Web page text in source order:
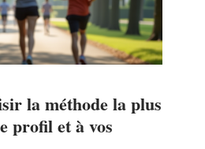
la méthode la plus
profil et à vos